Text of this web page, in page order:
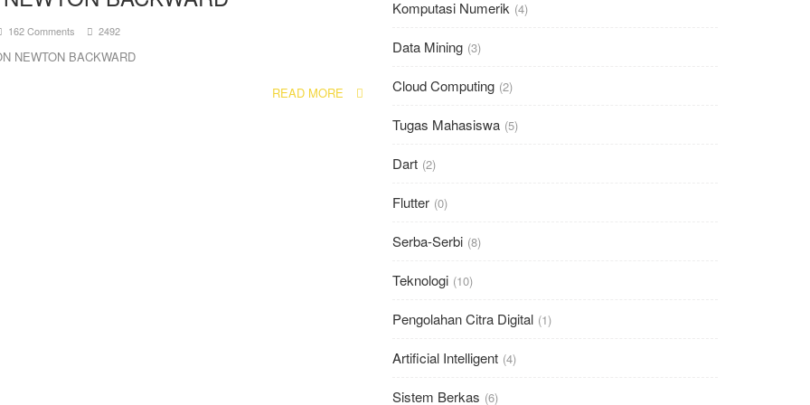
162 Comments 2492
NEWTON BACKWARD
READ MORE
Komputasi Numerik (4)
Data Mining (3)
Cloud Computing (2)
Tugas Mahasiswa (5)
Dart (2)
Flutter (0)
Serba-Serbi (8)
Teknologi (10)
Pengolahan Citra Digital (1)
Artificial Intelligent (4)
Sistem Berkas (6)